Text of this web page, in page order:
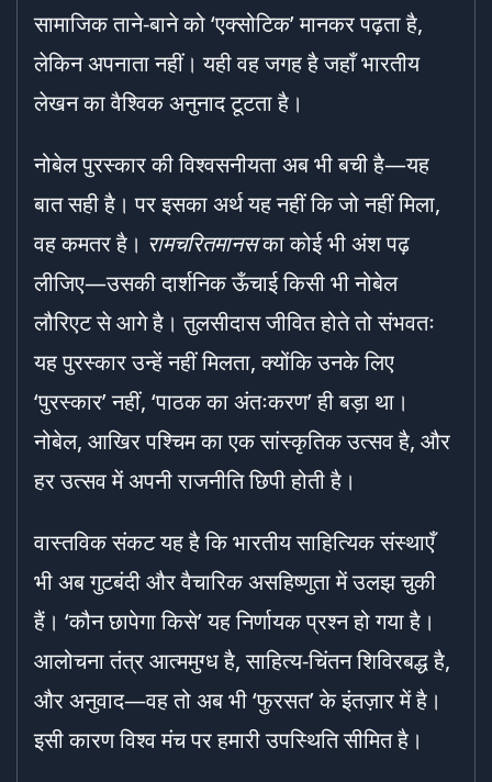
सामाजिक ताने-बाने को ‘एक्सोटिक’ मानकर पढ़ता है,
लेकिन अपनाता नहीं। यही वह जगह है जहाँ भारतीय
लेखन का वैश्विक अनुनाद टूटता है।
नोबेल पुरस्कार की विश्वसनीयता अब भी बची है—यह
बात सही है। पर इसका अर्थ यह नहीं कि जो नहीं मिला,
वह कमतर है। रामचरितमानसका कोई भी अंश पढ़
लीजिए—उसकी दार्शनिक ऊँचाई किसी भी नोबेल
लौरिएट से आगे है। तुलसीदास जीवित होते तो संभवतः
यह पुरस्कार उन्हें नहीं मिलता, क्योंकि उनके लिए
‘पुरस्कार’ नहीं, ‘पाठक का अंतःकरण’ ही बड़ा था।
नोबेल, आखिर पश्चिम का एक सांस्कृतिक उत्सव है, और
हर उत्सव में अपनी राजनीति छिपी होती है।
वास्तविक संकट यह है कि भारतीय साहित्यिक संस्थाएँ
भी अब गुटबंदी और वैचारिक असहिष्णुता में उलझ चुकी
हैं। ‘कौन छापेगा किसे’ यह निर्णायक प्रश्न हो गया है।
आलोचना तंत्र आत्ममुग्ध है, साहित्य-चिंतन शिविरबद्ध है,
और अनुवाद—वह तो अब भी ‘फुरसत’ के इंतज़ार में है।
इसी कारण विश्व मंच पर हमारी उपस्थिति सीमित है।